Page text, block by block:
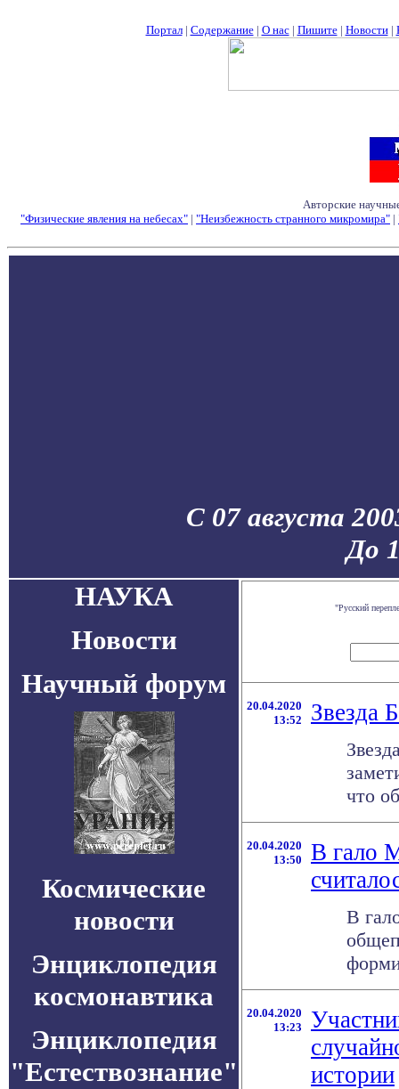
Портал| Содержание| О нас| Пишите| Новости|
Авторские
"Физические явления на небесах" | "Неизбежность странного микромира" |
С 07 августа
До
НАУКА
Новости
Научный форум
Космические
новости
Энциклопедия
космонавтика
Энциклопедия
"Естествознание"
"Русский
20.04.2020
13:52
Звезда
что
20.04.2020
13:50
В гало
В
20.04.2020
13:23
истории